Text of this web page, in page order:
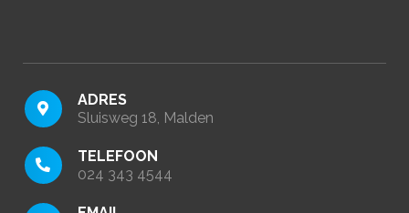
ADRES
Sluisweg 18, Malden
TELEFOON
024 343 4544